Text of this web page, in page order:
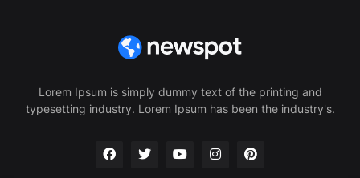
Lorem Ipsum is simply dummy text of the printing and
typesetting industry. Lorem Ipsum has been the industry's.